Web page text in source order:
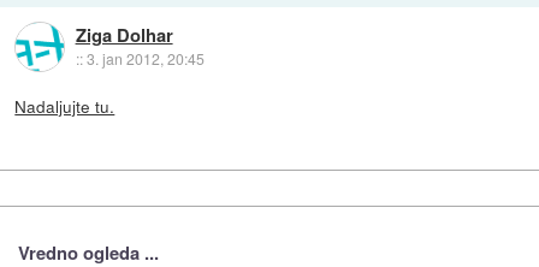
Ziga Dolhar
::3. jan 2012, 20:45
Nadaljujte tu.
Vredno ogleda ...